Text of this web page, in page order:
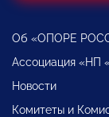
Об «ОПОРЕ
Ассоциация «НП
Новости
Комитеты и